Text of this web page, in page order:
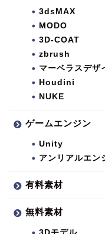
3dsMAX
MODO
3D-COAT
zbrush
マーベラスデザ
Houdini
NUKE
ゲームエンジン
Unity
アンリアルエン
有料素材
無料素材